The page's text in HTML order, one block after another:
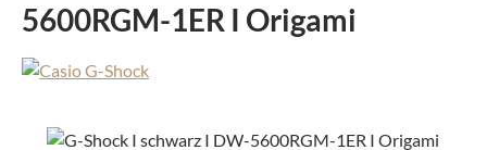
5600RGM-1ER I Origami
Bildergalerie überspringen